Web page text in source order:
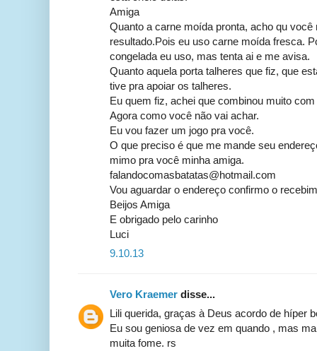
Amiga
Quanto a carne moída pronta, acho qu
resultado.Pois eu uso carne moída fresca.
congelada eu uso, mas tenta ai e me avisa.
Quanto aquela porta talheres que fiz, que
tive pra apoiar os talheres.
Eu quem fiz, achei que combinou muito
Agora como você não vai achar.
Eu vou fazer um jogo pra você.
O que preciso é que me mande seu
mimo pra você minha amiga.
falandocomasbatatas@hotmail.com
Vou aguardar o endereço confirmo o
Beijos Amiga
E obrigado pelo carinho
Luci
9.10.13
Vero Kraemer disse...
Lili querida, graças à Deus acordo de híper
Eu sou geniosa de vez em quando , mas
muita fome. rs